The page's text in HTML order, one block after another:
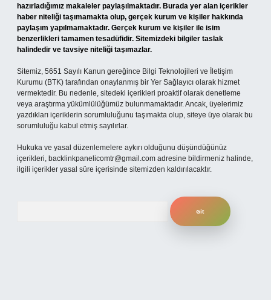
hazırladığımız makaleler paylaşılmaktadır. Burada yer alan içerikler
haber niteliği taşımamakta olup, gerçek kurum ve kişiler hakkında
paylaşım yapılmamaktadır. Gerçek kurum ve kişiler ile isim
benzerlikleri tamamen tesadüfidir. Sitemizdeki bilgiler taslak
halindedir ve tavsiye niteliği taşımazlar.
Sitemiz, 5651 Sayılı Kanun gereğince Bilgi Teknolojileri ve İletişim
Kurumu (BTK) tarafından onaylanmış bir Yer Sağlayıcı olarak hizmet
vermektedir. Bu nedenle, sitedeki içerikleri proaktif olarak denetleme
veya araştırma yükümlülüğümüz bulunmamaktadır. Ancak, üyelerimiz
yazdıkları içeriklerin sorumluluğunu taşımakta olup, siteye üye olarak bu
sorumluluğu kabul etmiş sayılırlar.
Hukuka ve yasal düzenlemelere aykırı olduğunu düşündüğünüz
içerikleri, backlinkpanelicomtr@gmail.com adresine bildirmeniz halinde,
ilgili içerikler yasal süre içerisinde sitemizden kaldırılacaktır.